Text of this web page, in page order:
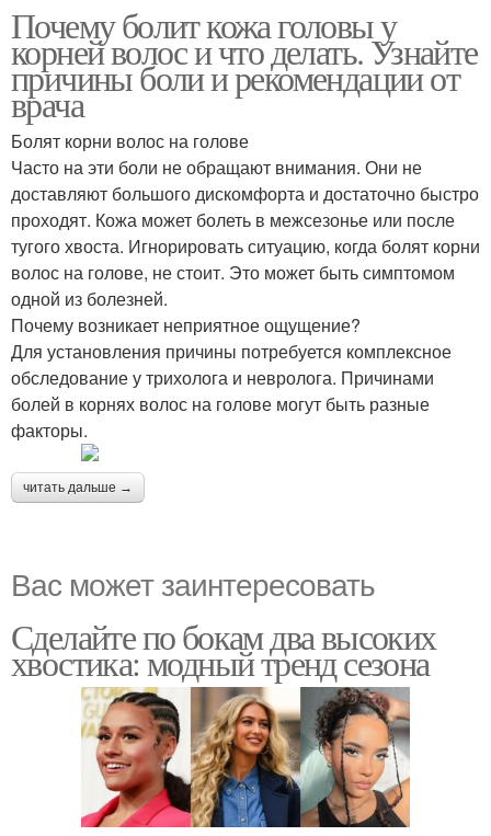
Почему болит кожа головы у
корней волос и что делать. Узнайте
причины боли и рекомендации от
врача
Болят корни волос на голове
Часто на эти боли не обращают внимания. Они не
доставляют большого дискомфорта и достаточно быстро
проходят. Кожа может болеть в межсезонье или после
тугого хвоста. Игнорировать ситуацию, когда болят корни
волос на голове, не стоит. Это может быть симптомом
одной из болезней.
Почему возникает неприятное ощущение?
Для установления причины потребуется комплексное
обследование у трихолога и невролога. Причинами
болей в корнях волос на голове могут быть разные
факторы.
читать дальше →
Вас может заинтересовать
Сделайте по бокам два высоких
хвостика: модный тренд сезона